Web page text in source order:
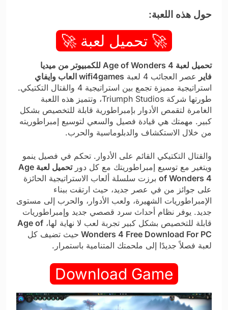
حول هذه اللعبة:
🚀 تحميل لعبة 🚀
تحميل لعبة Age of Wonders 4 للكمبيوتر من ميديا
فاير عصر العجائب 4 لعبة
wifi4games العاب وايفاي
استراتيجية مميزة تجمع بين استراتيجية 4 والقتال التكتيكي.
طورتها شركة Triumph Studios، وتتميز هذه اللعبة
الغامرة لتقمص الأدوار بإمبراطورية قابلة للتخصيص بشكل
كبير. مهمتك هي قيادة فصيل والسعي لتوسيع إمبراطوريته
من خلال الاستكشاف والدبلوماسية والحرب.
والقتال التكتيكي القائم على الأدوار. تحكم في فصيل ينمو
ويتغير مع توسيع إمبراطوريتك مع كل دور
تحميل لعبة Age
of Wonders 4 برزت سلسلة ألعاب الاستراتيجية الحائزة
على جوائز من في عصر جديد، حيث ارتقت ببناء
الإمبراطوريات الشهيرة، ولعب الأدوار، والحرب إلى مستوى
جديد. يوفر نظام أحداث سرد قصصي جديد وإمبراطوريات
قابلة للتخصيص بشكل كبير تجربة لعب لا نهاية لها، Age of
Wonders 4 Free Download For PC حيث تضيف كل
لعبة فصلاً جديدًا إلى ملحمتك المتنامية باستمرار.
Download Game